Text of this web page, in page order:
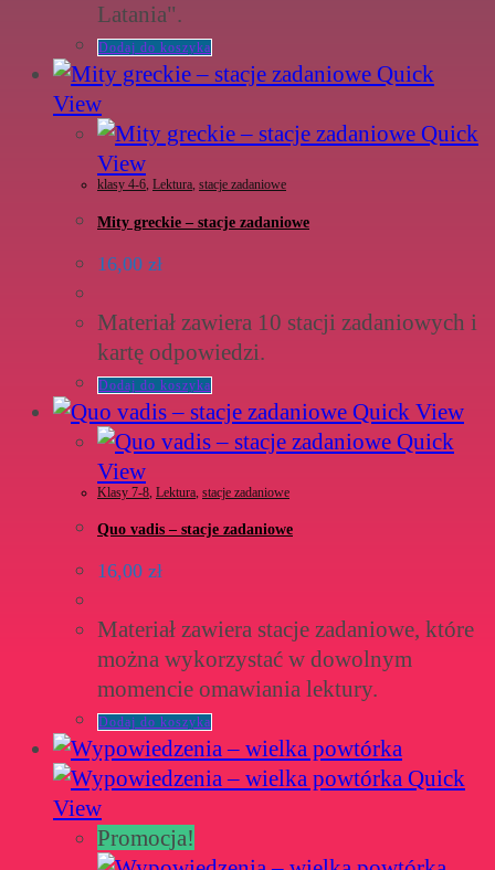
Latania".
Dodaj do koszyka
Quick
View
Quick
View
klasy 4-6, Lektura, stacje zadaniowe
Mity greckie – stacje zadaniowe
16,00 zł
Materiał zawiera 10 stacji zadaniowych i
kartę odpowiedzi.
Dodaj do koszyka
Quick View
Quick
View
Klasy 7-8 Lektura stacje zadaniowe
Quo vadis – stacje zadaniowe
16,00 zł
Materiał zawiera stacje zadaniowe, które
można wykorzystać w dowolnym
momencie omawiania lektury.
Dodaj do koszyka
Quick
View
Promocja!